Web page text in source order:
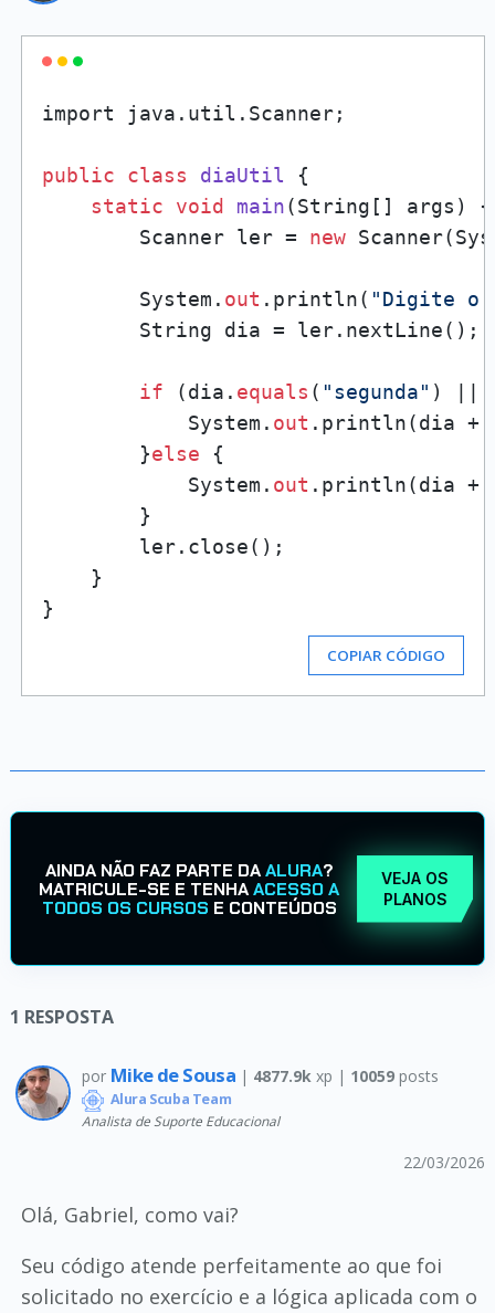
import java.util.Scanner;
public class diaUtil {
static
void main(String[] args )
{
        Scanner ler =
new
        System.
out .println( "Digite o
        String dia = ler.nextLine();
if (dia. equals ( "segunda" ) ||
            System.
out .println(dia +
        }
else {
            System.
out .println(dia +
        }
        ler.close();
    }
COPIAR CÓDIGO
AINDA NÃO FAZ PARTE DAALURA?
MATRICULE-SE E TENHAACESSO A
TODOS OS CURSOS E CONTEÚDOS
VEJA OS
PLANOS
1 RESPOSTA
por Mike de Sousa | 4877.9kxp | 10059posts
Alura Scuba Team
Analista de Suporte Educacional
22/03/2026
Olá, Gabriel, como vai?
Seu código atende perfeitamente ao que foi
solicitado no exercício e a lógica aplicada com o